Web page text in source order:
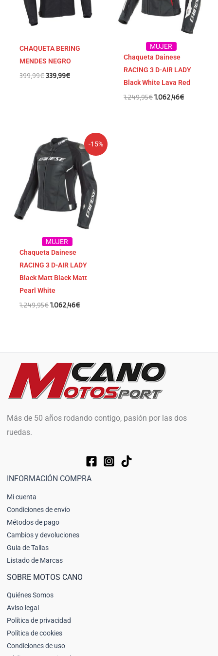
CHAQUETA BERING
MENDES NEGRO
399,99€339,99€
MUJER
Chaqueta Dainese
RACING 3 D-AIR LADY
Black White Lava Red
1.249,95€1.062,46€
-15%
MUJER
Chaqueta Dainese
RACING 3 D-AIR LADY
Black Matt Black Matt
Pearl White
1.249,95€
El
precio
original
era:
1.249,95€.
1.062,46€
El
precio
actual
es:
1.062,46€.
Más de 50 años rodando contigo, pasión por las dos
ruedas.
INFORMACIÓN COMPRA
Mi cuenta
Condiciones de envío
Métodos de pago
Cambios y devoluciones
Guia de Tallas
Listado de Marcas
SOBRE MOTOS CANO
Quiénes Somos
Aviso legal
Política de privacidad
Política de cookies
Condiciones de uso